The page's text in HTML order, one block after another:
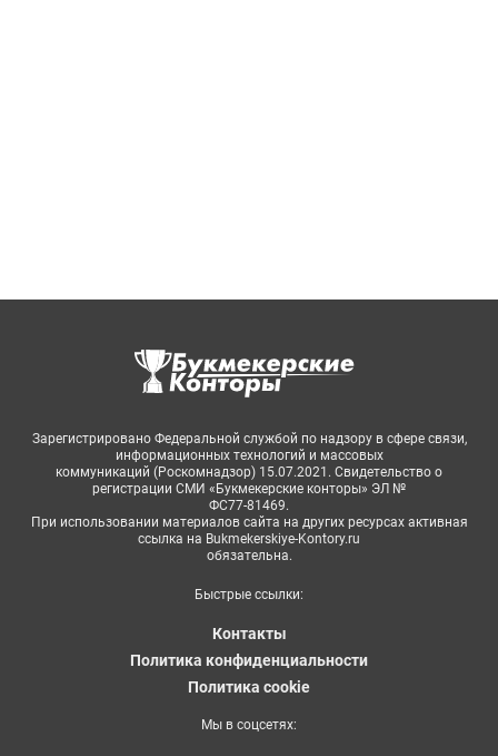
Зарегистрировано Федеральной службой по надзору в сфере связи,
информационных технологий и массовых
коммуникаций (Роскомнадзор) 15.07.2021. Свидетельство о
регистрации СМИ «Букмекерские конторы» ЭЛ №
ФС77-81469.
При использовании материалов сайта на других ресурсах активная
ссылка на Bukmekerskiye-Kontory.ru
обязательна.
Быстрые ссылки:
Контакты
Политика конфиденциальности
Политика cookie
Мы в соцсетях: